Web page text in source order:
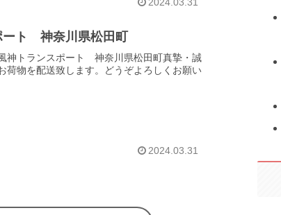
ト 神奈川県松田町
神トランスポート 神奈川県松田町真摯・誠
荷物を配送致します。どうぞよろしくお願い
2024.03.31